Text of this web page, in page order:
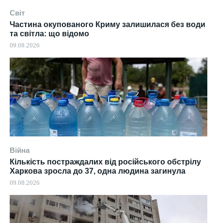
Світ
Частина окупованого Криму залишилася без води
та світла: що відомо
09.08.2026
Війна
Кількість постраждалих від російського обстрілу
Харкова зросла до 37, одна людина загинула
09.08.2026